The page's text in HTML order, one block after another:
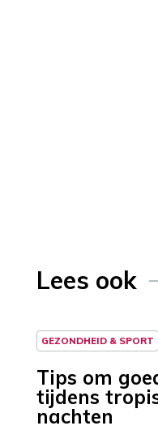
Lees ook
GEZONDHEID & SPORT
Tips om
tijdens
nachten